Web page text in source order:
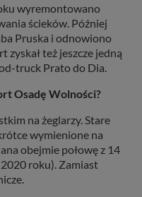
wyremontowano
ścieków. Później
Pruska i odnowiono
zyskał też jeszcze jedną
truck Prato do Dia.
Osadę Wolności?
na żeglarzy. Stare
wymienione na
obejmie połowę z 14
roku). Zamiast